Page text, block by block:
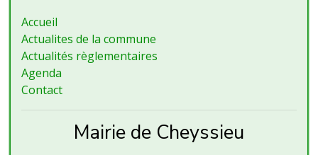
Accueil
Actualites de la commune
Actualités règlementaires
Agenda
Contact
Mairie de Cheyssieu